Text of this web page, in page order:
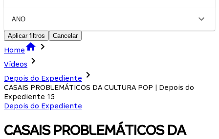
ANO
Aplicar filtros Cancelar
Home
Vídeos
Depois do Expediente
CASAIS PROBLEMÁTICOS DA CULTURA POP | Depois do
Expediente 15
Depois do Expediente
CASAIS PROBLEMÁTICOS DA